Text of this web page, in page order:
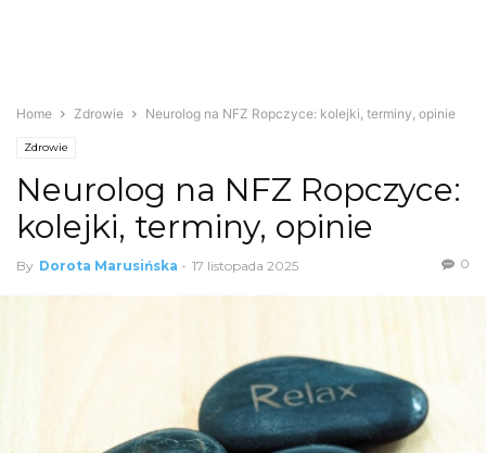
Home Zdrowie Neurolog na NFZ Ropczyce: kolejki, terminy, opinie
Zdrowie
Neurolog na NFZ Ropczyce:
kolejki, terminy, opinie
By Dorota Marusińska - 17 listopada 2025 0